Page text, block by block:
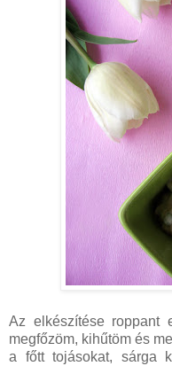
Az elkészítése roppant
megfőzöm, kihűtöm és
a főtt tojásokat, sárga